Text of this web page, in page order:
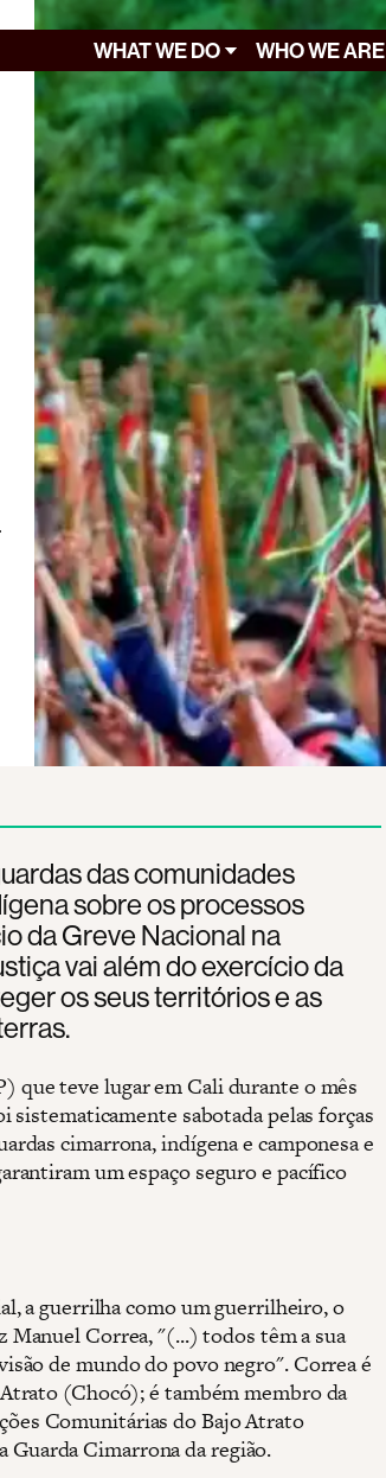
WHAT WE DO WHO WE ARE
das comunidades
sobre os processos
da Greve Nacional na
vai além do exercício da
os seus territórios e as
que teve lugar em Cali durante o mês
sistematicamente sabotada pelas forças
cimarrona, indígena e camponesa e
um espaço seguro e pacífico
a guerrilha como um guerrilheiro, o
Correa, "(...) todos têm a sua
de mundo do povo negro". Correa é
(Chocó); é também membro da
Comunitárias do Bajo Atrato
Guarda Cimarrona da região.